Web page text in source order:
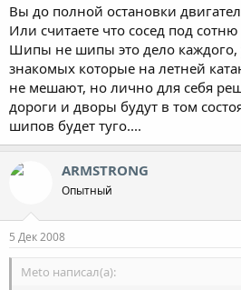
Вы до полной остановки
Или считаете что сосед под сотню
Шипы не шипы это дело каждого,
знакомых которые на летней
не мешают, но лично для себя
дороги и дворы будут в том
шипов будет туго....
ARMSTRONG
Опытный
5 Дек 2008
Meto написал(а):